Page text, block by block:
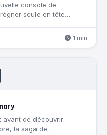
console de
seule en tête…
1 min
avant de découvrir
la saga de…